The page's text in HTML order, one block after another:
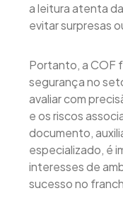
a leitura atenta
evitar surpresas
Portanto, a COF
segurança no
avaliar com
e os riscos
documento,
especializado, é
interesses de
sucesso no